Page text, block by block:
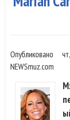
Опубликовано
NEWSmuz.com